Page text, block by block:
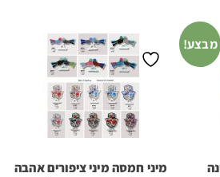
מבצע!
מיני חמסה מיני ציפורים אהבה